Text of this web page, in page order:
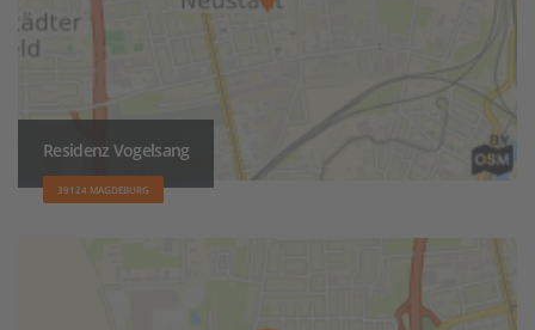
Residenz Vogelsang
39124 MAGDEBURG